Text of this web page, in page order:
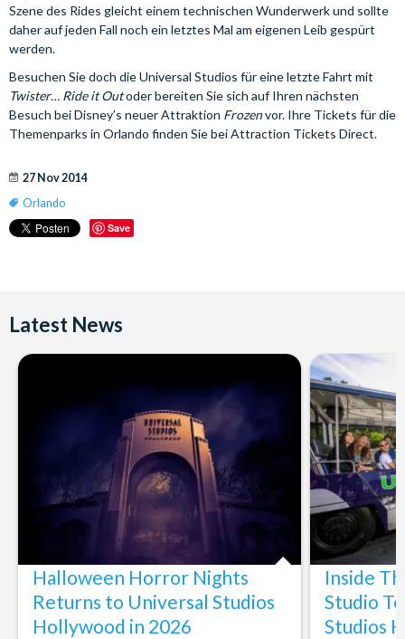
Szene des Rides gleicht einem technischen Wunderwerk und sollte
daher auf jeden Fall noch ein letztes Mal am eigenen Leib gespürt
werden.
Besuchen Sie doch die Universal Studios für eine letzte Fahrt mit
Twister… Ride it Outoder bereiten Sie sich auf Ihren nächsten
Besuch bei Disney’s neuer Attraktion Frozenvor. Ihre Tickets für die
Themenparks in Orlando finden Sie bei Attraction Tickets Direct.
27 Nov 2014
Orlando
Save
Latest News
Halloween Horror Nights
Returns to Universal Studios
Hollywood in 2026
Inside
Studio
Studios